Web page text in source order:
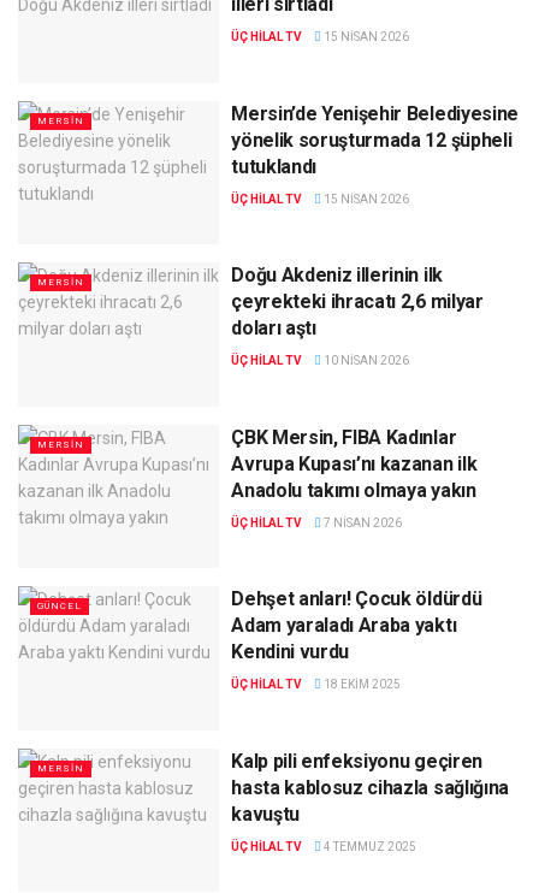
ÜÇ HILAL TV 15 NISAN 2026
MERSIN
Mersin’de Yenişehir Belediyesine
yönelik soruşturmada 12 şüpheli
tutuklandı
ÜÇ HILAL TV 15 NISAN 2026
MERSIN
Doğu Akdeniz illerinin ilk
çeyrekteki ihracatı 2,6 milyar
doları aştı
ÜÇ HILAL TV 10 NISAN 2026
MERSIN
ÇBK Mersin, FIBA Kadınlar
Avrupa Kupası’nı kazanan ilk
Anadolu takımı olmaya yakın
ÜÇ HILAL TV 7 NISAN 2026
GÜNCEL
Dehşet anları! Çocuk öldürdü
Adam yaraladı Araba yaktı
Kendini vurdu
ÜÇ HILAL TV 18 EKIM 2025
MERSIN
Kalp pili enfeksiyonu geçiren
hasta kablosuz cihazla sağlığına
kavuştu
ÜÇ HILAL TV 4 TEMMUZ 2025